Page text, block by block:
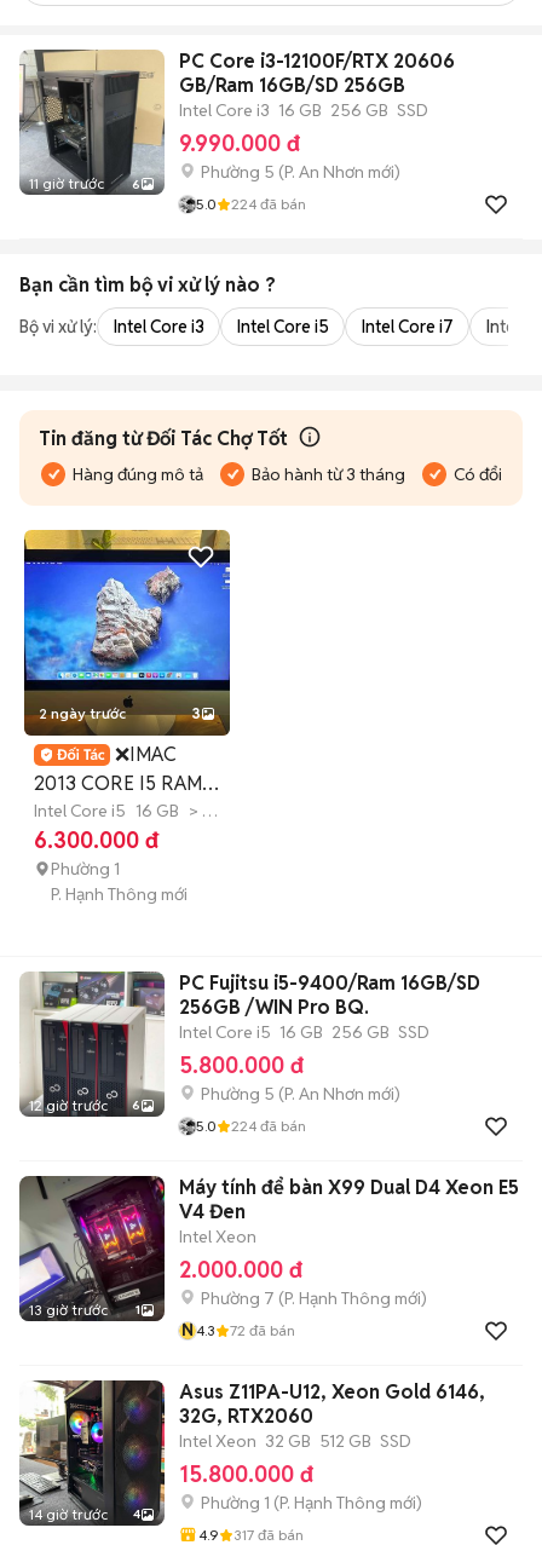
11 giờ trước 6
PC Core i3-12100F/RTX 20606
GB/Ram 16GB/SD 256GB
Intel Core i3 16 GB 256 GB SSD
9.990.000 đ
Phường 5 (P. An Nhơn mới)
5.0 224 đã bán
Bạn cần tìm bộ vi xử lý nào ?
Bộ vi xử lý: Intel Core i3 Intel Core i5 Intel Core i7 Intel
Tin đăng từ Đối Tác Chợ Tốt
Hàng đúng mô tả Bảo hành từ 3 tháng Có đổi trả
2 ngày trước 3
❌IMAC
2013 CORE I5 RAM
16GB ĐẸP XÁCH TAY
NHẬT❌
Intel Core i5 16 GB > 1
TB
SSD
6.300.000 đ
Phường 1
P. Hạnh Thông mới
12 giờ trước 6
PC Fujitsu i5-9400/Ram 16GB/SD
256GB /WIN Pro BQ.
Intel Core i5 16 GB 256 GB SSD
5.800.000 đ
Phường 5 (P. An Nhơn mới)
5.0 224 đã bán
13 giờ trước 1
Máy tính để bàn X99 Dual D4 Xeon E5
V4 Đen
Intel Xeon
2.000.000 đ
Phường 7 (P. Hạnh Thông mới)
N4.3 72 đã bán
14 giờ trước 4
Asus Z11PA-U12, Xeon Gold 6146,
32G, RTX2060
Intel Xeon 32 GB 512 GB SSD
15.800.000 đ
Phường 1 (P. Hạnh Thông mới)
4.9 317 đã bán